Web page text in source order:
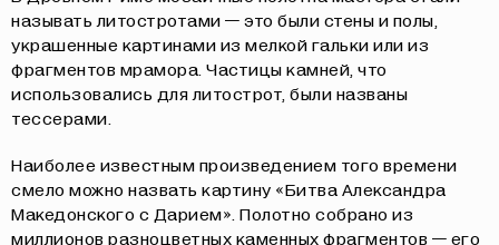
называтьлитостротами — это были стены и полы,
украшенные картинами из мелкой гальки или из
фрагментов мрамора. Частицы камней, что
использовались для литострот, были названы
тессерами.
Наиболее известным произведением того времени
смело можно назвать картину «Битва Александра
Македонского с Дарием». Полотно собрано из
миллионов разноцветных каменных фрагментов — его